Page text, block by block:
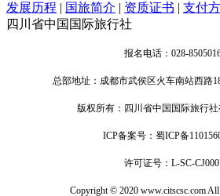
发展历程 | 国旅简介 | 资质证书 | 支付
四川省中国国际旅行社
报名电话：028-
总部地址：成都市武侯区火车南站西路
版权所有：四川省中国国际旅行社
ICP备案号：蜀ICP备
许可证号：L-SC-
Copyright © 2020 www.citscsc.com All